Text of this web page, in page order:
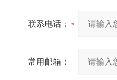
联系电话：
常用邮箱：